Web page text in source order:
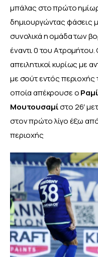
μπάλας στο πρώτο
δημιουργώντας φάσεις
συνολικά η ομάδα των
έναντι 0 του Ατρομήτου.
απειλητικοί κυρίως με
με σούτ εντός περιοχής
οποία απέκρουσε ο
Μουτουσαμί στο 26′
στον πρώτο λίγο έξω
περιοχής